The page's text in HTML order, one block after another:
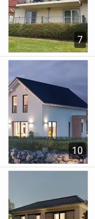
7
10